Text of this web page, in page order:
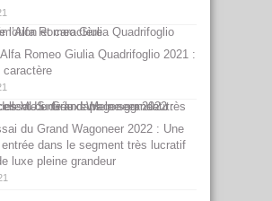
Romeo Giulia Quadrifoglio 2021 :
caractère
du Grand Wagoneer 2022 : Une
dans le segment très lucratif
luxe pleine grandeur